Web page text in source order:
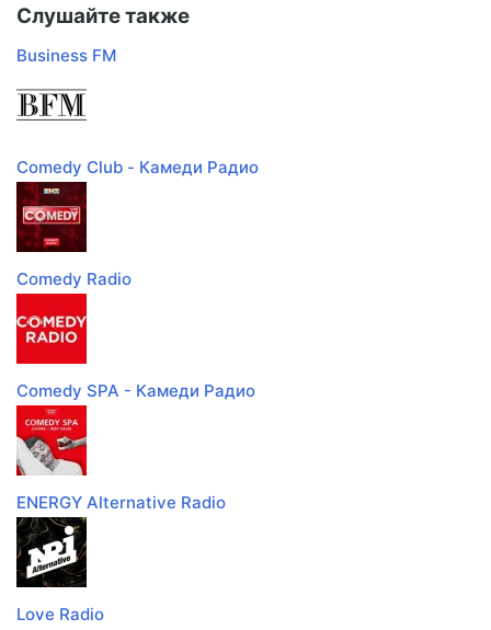
Слушайте также
Business FM
Comedy Club - Камеди Радио
Comedy Radio
Comedy SPA - Камеди Радио
ENERGY Alternative Radio
Love Radio